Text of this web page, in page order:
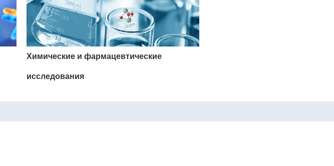
Химические и фармацевтические
исследования